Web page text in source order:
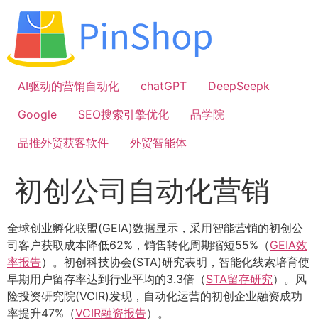
容
AI驱动的营销自动化
chatGPT
DeepSeepk
Google
SEO搜索引擎优化
品学院
品推外贸获客软件
外贸智能体
初创公司自动化营销
全球创业孵化联盟(GEIA)数据显示，采用智能营销的初创公
司客户获取成本降低62%，销售转化周期缩短55%（GEIA效
率报告）。初创科技协会(STA)研究表明，智能化线索培育使
早期用户留存率达到行业平均的3.3倍（STA留存研究）。风
险投资研究院(VCIR)发现，自动化运营的初创企业融资成功
率提升47%（VCIR融资报告）。